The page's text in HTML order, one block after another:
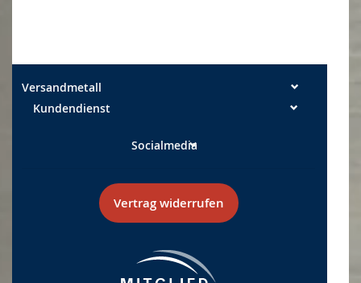
Versandmetall
Kundendienst
Socialmedia
Vertrag widerrufen